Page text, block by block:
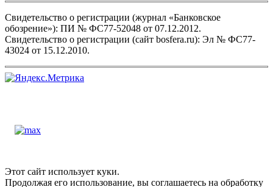
Свидетельство о регистрации (журнал «Банковское
обозрение»): ПИ № ФС77-52048 от 07.12.2012.
Свидетельство о регистрации (сайт bosfera.ru): Эл № ФС77-
43024 от 15.12.2010.
Этот сайт использует куки.
Продолжая его использование, вы соглашаетесь на обработку